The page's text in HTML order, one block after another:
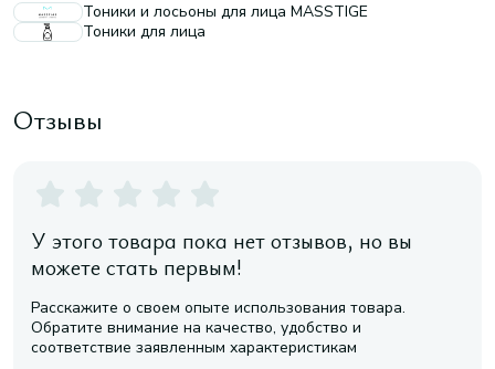
Тоники и лосьоны для лица MASSTIGE
Тоники для лица
Отзывы
У этого товара пока нет отзывов, но вы
можете стать первым!
Расскажите о своем опыте использования товара.
Обратите внимание на качество, удобство и
соответствие заявленным характеристикам